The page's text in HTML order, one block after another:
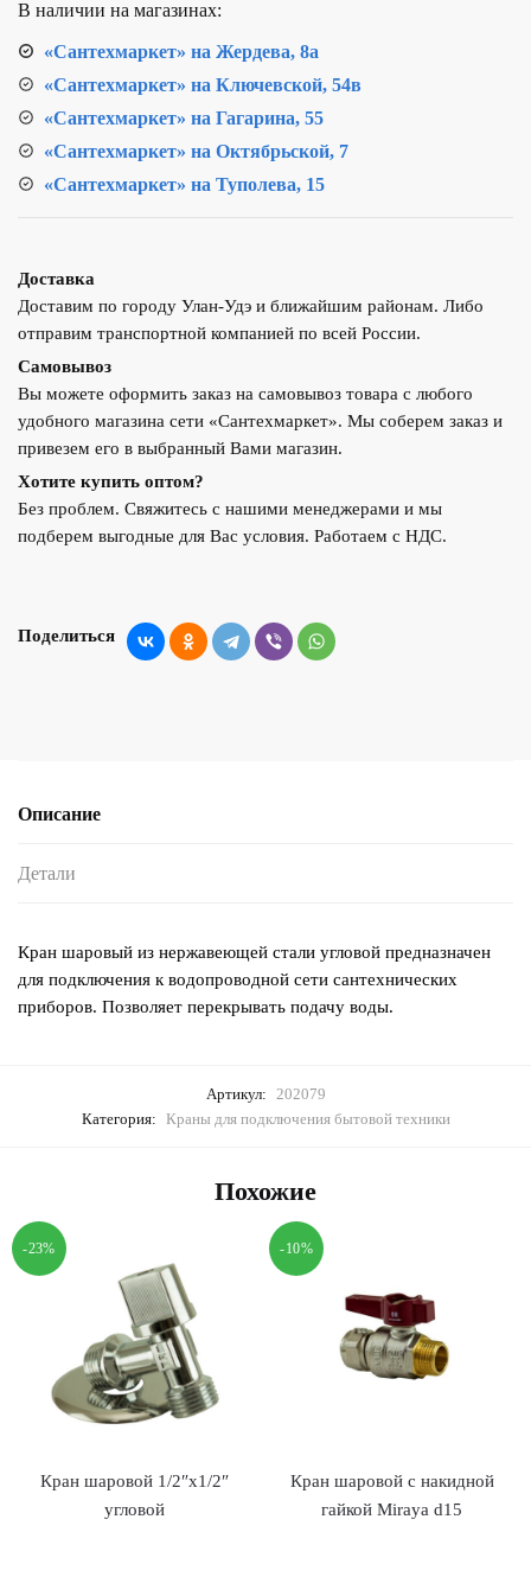
1/2"х1/2"
(синяя
ручка)
В наличии на магазинах:
«Сантехмаркет» на Жердева, 8а
«Сантехмаркет» на Ключевской, 54в
«Сантехмаркет» на Гагарина, 55
«Сантехмаркет» на Октябрьской, 7
«Сантехмаркет» на Туполева, 15
Доставка
Доставим по городу Улан-Удэ и ближайшим районам. Либо
отправим транспортной компанией по всей России.
Самовывоз
Вы можете оформить заказ на самовывоз товара с любого
удобного магазина сети «Сантехмаркет». Мы соберем заказ и
привезем его в выбранный Вами магазин.
Хотите купить оптом?
Без проблем. Свяжитесь с нашими менеджерами и мы
подберем выгодные для Вас условия. Работаем с НДС.
Поделиться
Описание
Детали
Кран шаровый из нержавеющей стали угловой предназначен
для подключения к водопроводной сети сантехнических
приборов. Позволяет перекрывать подачу воды.
Артикул:
202079
Категория: Краны для подключения бытовой техники
Похожие
-23%
Кран шаровой 1/2″х1/2″
угловой
-10%
Кран шаровой с накидной
гайкой Miraya d15